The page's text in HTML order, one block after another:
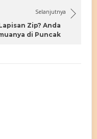
Selanjutnya
Zip? Anda
di Puncak